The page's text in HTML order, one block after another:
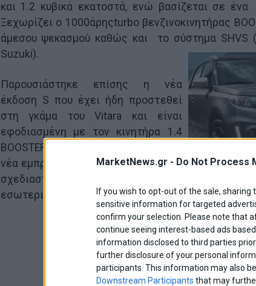
MarketNews.gr - Do Not Process
If you wish to opt-out of the sale,
sensitive information for targeted
confirm your selection. Please note that
continue seeing interest-based ads
information disclosed to third parties
further disclosure of your personal
participants. This information may also
Downstream Participants that may
και 1.2 κυβικά εκατοστά, ενώ βασίζεται σε
Ξεχωρίζει ο 1000άρηςturbo βενζινοκινητήρας
άμεσου ψεκασμού καθώς και το σύστημα SHVS
Suzuki).
Παρουσιάστηκε επίσης η νέα
έκδοση S που έχει ήδη προστεθεί
στη γκάμα του Vitara και είναι
εφοδιασμένη με τον κινητήρα 1.4
BOOSTER JET turbo, και διαθέτει τη
νέα εμπρός μάσκα, καθώς και τα νέα
σχεδιαστικά στοιχεία στο
εσωτερικό και όχι μόνο, προσφέρει συνολικά μια